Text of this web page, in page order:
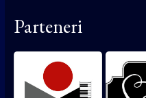
Parteneri